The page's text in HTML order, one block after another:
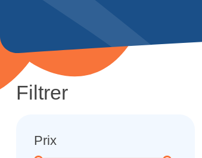
Filtrer
Prix